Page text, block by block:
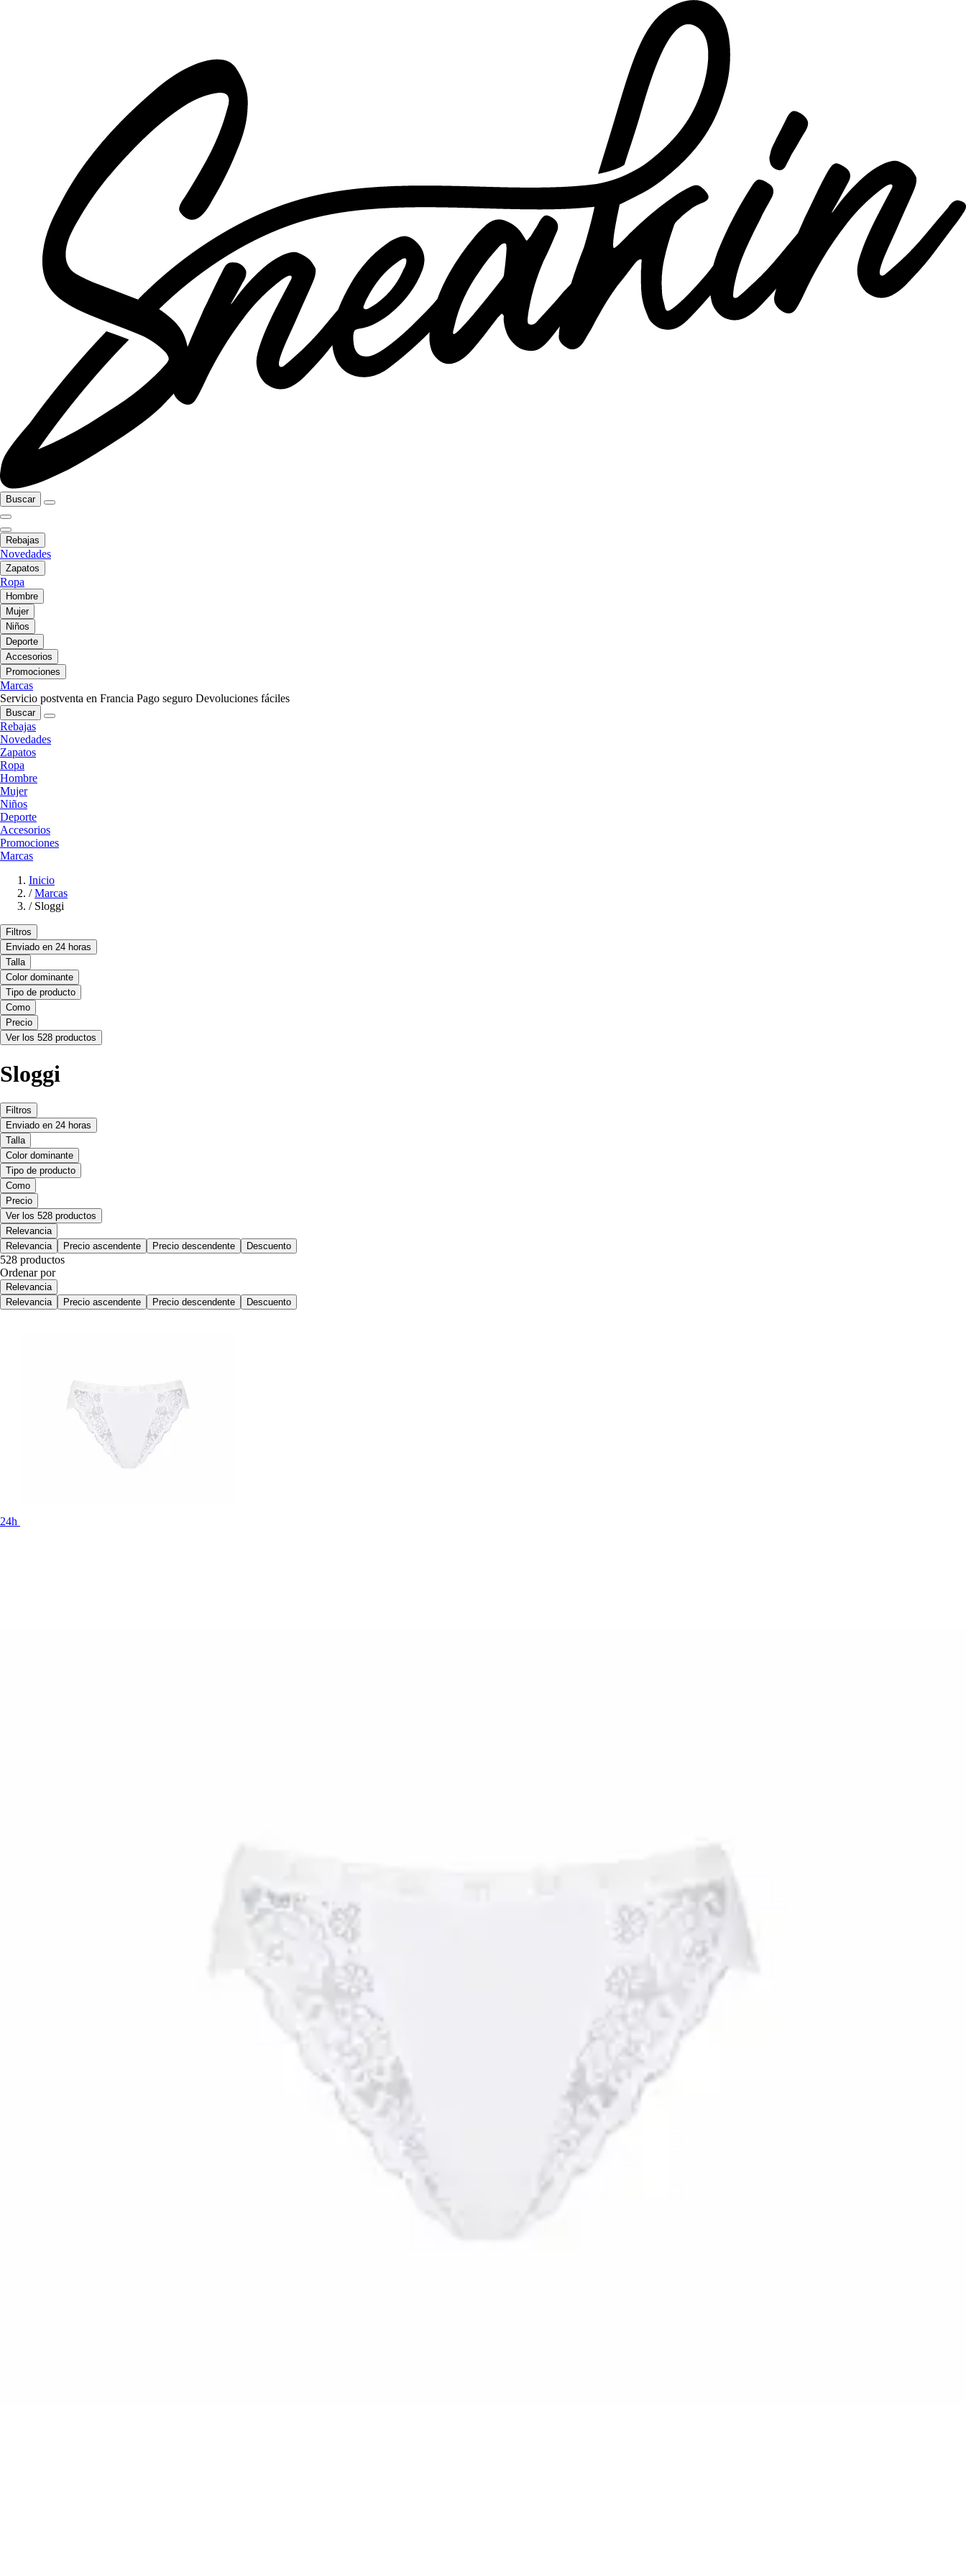
Buscar
Rebajas
Novedades
Zapatos
Ropa
Hombre
Mujer
Niños
Deporte
Accesorios
Promociones
Marcas
Servicio postventa en Francia Pago seguro Devoluciones fáciles
Buscar
Rebajas
Novedades
Zapatos
Ropa
Hombre
Mujer
Niños
Deporte
Accesorios
Promociones
Marcas
Inicio
/ Marcas
/ Sloggi
Filtros
Enviado en 24 horas
Talla
Color dominante
Tipo de producto
Como
Precio
Ver los 528 productos
Sloggi
Filtros
Enviado en 24 horas
Talla
Color dominante
Tipo de producto
Como
Precio
Ver los 528 productos
Relevancia
Relevancia
Precio ascendente Precio descendente Descuento
528 productos
Ordenar por
Relevancia
Relevancia
Precio ascendente Precio descendente Descuento
24h